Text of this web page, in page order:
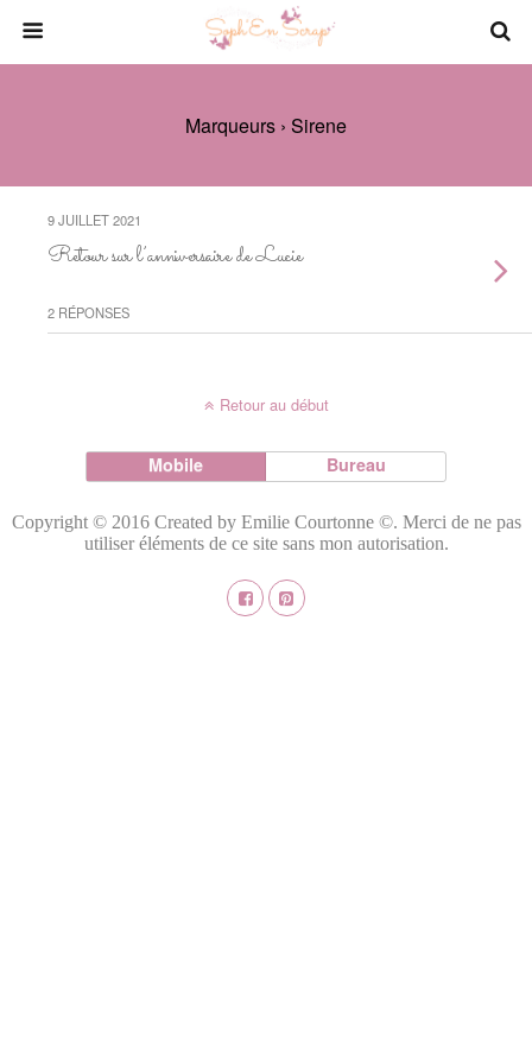
Marqueurs › Sirene
9 JUILLET 2021
Retour sur l’anniversaire de Lucie
2 RÉPONSES
Retour au début
Mobile Bureau
Copyright © 2016 Created by Emilie Courtonne ©. Merci de ne pas
utiliser éléments de ce site sans mon autorisation.